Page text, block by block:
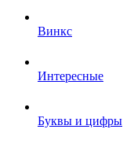
Винкс
Интересные
Буквы и цифры